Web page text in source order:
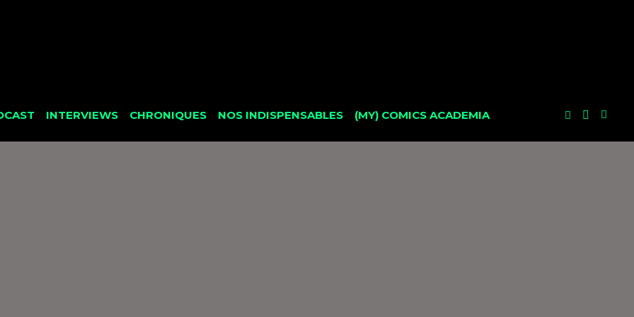
INTERVIEWS CHRONIQUES NOS INDISPENSABLES (MY) COMICS ACADEMIA